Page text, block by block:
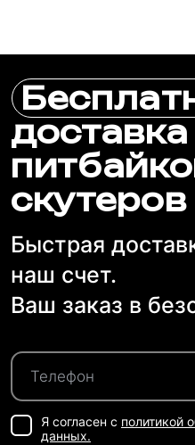
доставка
скутеров
Быстрая
наш счет.
Ваш заказ в
Я согласен с политикой
данных.